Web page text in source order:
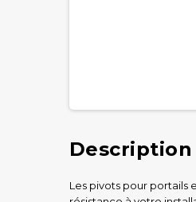
Description
Les pivots pour portails